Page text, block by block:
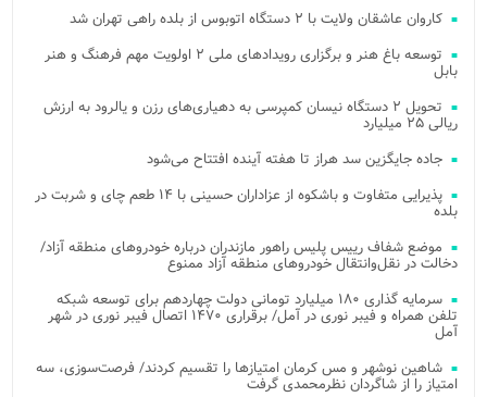
کاروان عاشقان ولایت با ۲ دستگاه اتوبوس از بلده راهی تهران شد
توسعه باغ هنر و برگزاری رویدادهای ملی ۲ اولویت مهم فرهنگ و هنر
بابل
تحویل ۲ دستگاه نیسان کمپرسی به دهیاری‌های رزن و یالرود به ارزش
ریالی ۲۵ میلیارد
جاده جایگزین سد هراز تا هفته آینده افتتاح می‌شود
پذیرایی متفاوت و باشکوه از عزاداران حسینی با ۱۴ طعم چای و شربت در
بلده
موضع شفاف رییس پلیس راهور مازندران درباره خودروهای منطقه آزاد/
دخالت در نقل‌وانتقال خودروهای منطقه آزاد ممنوع
سرمایه گذاری ۱۸۰ میلیارد تومانی دولت چهاردهم برای توسعه شبکه
تلفن همراه و فیبر نوری در آمل/ برقراری ۱۴۷۰ اتصال فیبر نوری در شهر
آمل
شاهین نوشهر و مس کرمان امتیازها را تقسیم کردند/ فرصت‌سوزی، سه
امتیاز را از شاگردان نظرمحمدی گرفت